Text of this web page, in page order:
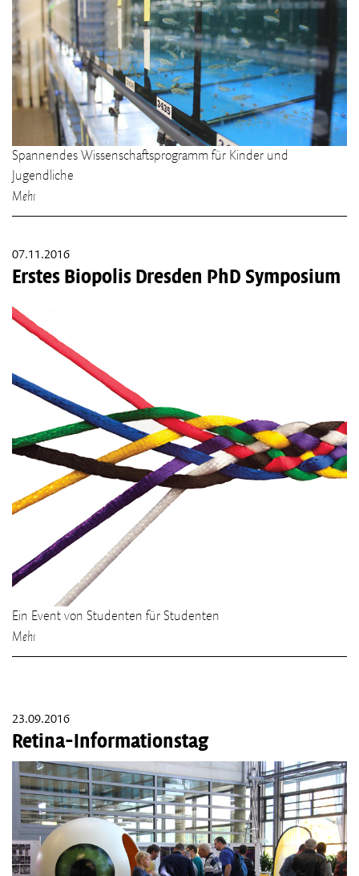
Spannendes Wissenschaftsprogramm für Kinder und
Jugendliche
Mehr
07.11.2016
Erstes Biopolis Dresden PhD Symposium
Ein Event von Studenten für Studenten
Mehr
23.09.2016
Retina-Informationstag